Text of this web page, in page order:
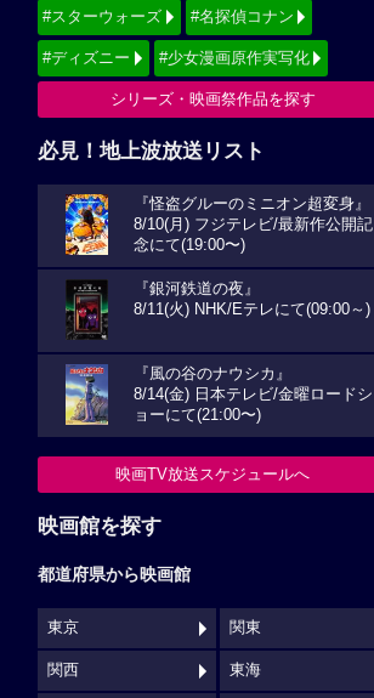
#スターウォーズ #名探偵コナン
#ディズニー #少女漫画原作実写化
シリーズ・映画祭作品を探す
必見！地上波放送リスト
『怪盗グルーのミニオン超変身』
8/10(月) フジテレビ/最新作公開記
念にて(19:00〜)
『銀河鉄道の夜』
8/11(火) NHK/Eテレにて(09:00～)
『風の谷のナウシカ』
8/14(金) 日本テレビ/金曜ロードシ
ョーにて(21:00〜)
映画TV放送スケジュールへ
映画館を探す
都道府県から映画館
東京 関東
関西 東海